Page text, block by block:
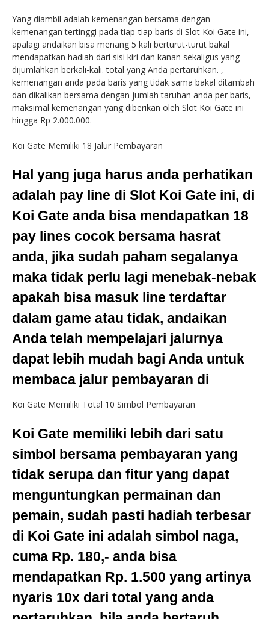
Yang diambil adalah kemenangan bersama dengan
kemenangan tertinggi pada tiap-tiap baris di Slot Koi Gate ini,
apalagi andaikan bisa menang 5 kali berturut-turut bakal
mendapatkan hadiah dari sisi kiri dan kanan sekaligus yang
dijumlahkan berkali-kali. total yang Anda pertaruhkan. ,
kemenangan anda pada baris yang tidak sama bakal ditambah
dan dikalikan bersama dengan jumlah taruhan anda per baris,
maksimal kemenangan yang diberikan oleh Slot Koi Gate ini
hingga Rp 2.000.000.
Koi Gate Memiliki 18 Jalur Pembayaran
Hal yang juga harus anda perhatikan
adalah pay line di Slot Koi Gate ini, di
Koi Gate anda bisa mendapatkan 18
pay lines cocok bersama hasrat
anda, jika sudah paham segalanya
maka tidak perlu lagi menebak-nebak
apakah bisa masuk line terdaftar
dalam game atau tidak, andaikan
Anda telah mempelajari jalurnya
dapat lebih mudah bagi Anda untuk
membaca jalur pembayaran di
Koi Gate Memiliki Total 10 Simbol Pembayaran
Koi Gate memiliki lebih dari satu
simbol bersama pembayaran yang
tidak serupa dan fitur yang dapat
menguntungkan permainan dan
pemain, sudah pasti hadiah terbesar
di Koi Gate ini adalah simbol naga,
cuma Rp. 180,- anda bisa
mendapatkan Rp. 1.500 yang artinya
nyaris 10x dari total yang anda